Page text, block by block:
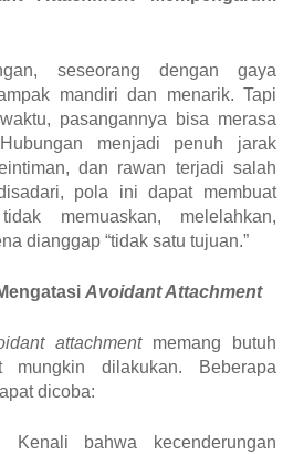
seseorang dengan gaya
mandiri dan menarik. Tapi
pasangannya bisa merasa
menjadi penuh jarak
dan rawan terjadi salah
pola ini dapat membuat
memuaskan, melelahkan,
dianggap “tidak satu tujuan.”
Avoidant Attachment
attachmentmemang butuh
dilakukan. Beberapa
dicoba:
Kenali bahwa kecenderungan